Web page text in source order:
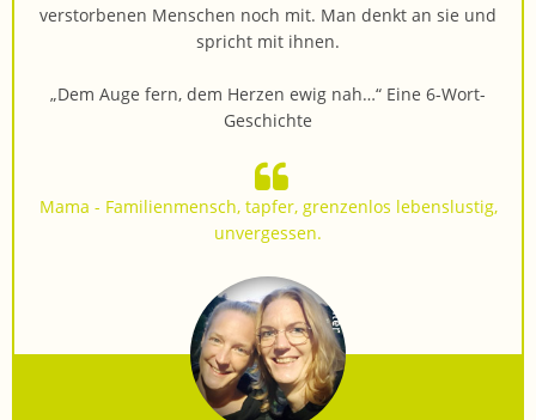
verstorbenen Menschen noch mit. Man denkt an sie und
spricht mit ihnen.
„Dem Auge fern, dem Herzen ewig nah…“ Eine 6-Wort-
Geschichte
Mama - Familienmensch, tapfer, grenzenlos lebenslustig,
unvergessen.